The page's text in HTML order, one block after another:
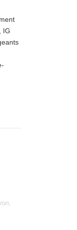
IG
,